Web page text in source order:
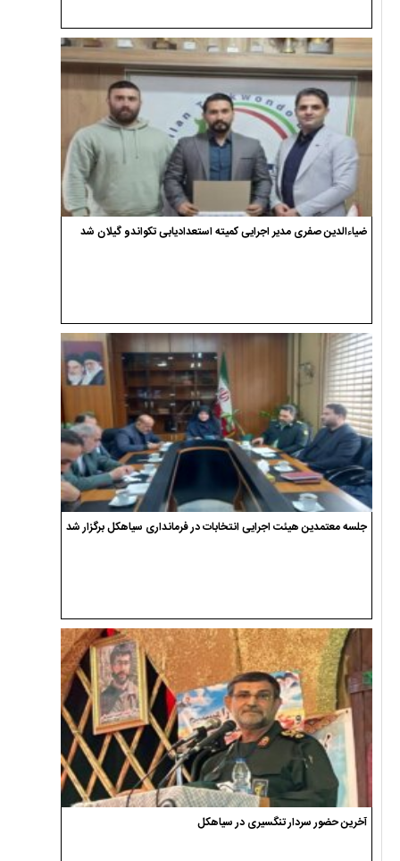
ضیاءالدین صفری مدیر اجرایی کمیته استعدادیابی تکواندو گیلان شد
جلسه معتمدین هیئت اجرایی انتخابات در فرمانداری سیاهکل برگزار شد
آخرین حضور سردار تنگسیری در سیاهکل